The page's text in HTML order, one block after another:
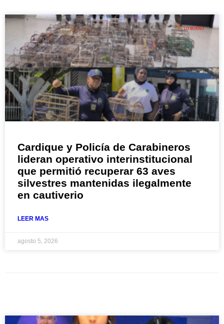
LO BUENO
Cardique y Policía de Carabineros
lideran operativo interinstitucional
que permitió recuperar 63 aves
silvestres mantenidas ilegalmente
en cautiverio
LEER MAS
agosto 5, 2026